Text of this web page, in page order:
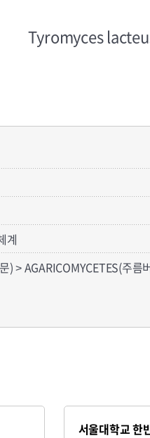
Tyromyces
계
) > AGARICOMYCETES(주
서울대학교 한